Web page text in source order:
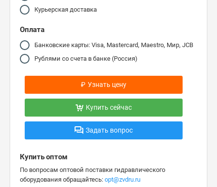
Курьерская доставка
Оплата
Банковские карты: Visa, Mastercard, Maestro, Мир, JCB
Рублями со счета в банке (Россия)
₽ Узнать цену
Купить сейчас
Задать вопрос
Купить оптом
По вопросам оптовой поставки гидравлического
оборудования обращайтесь: opt@zvdru.ru